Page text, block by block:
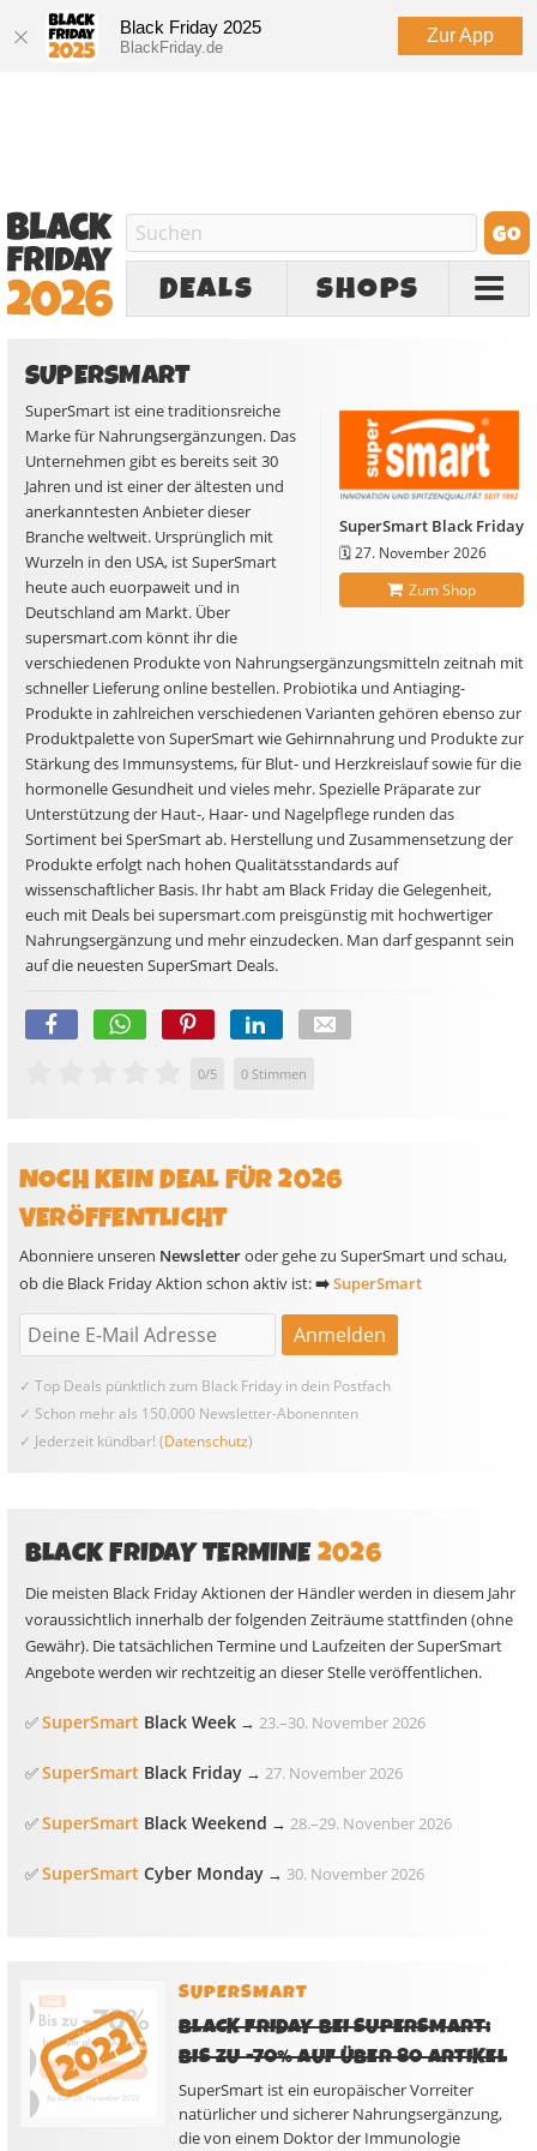
Black Friday 2025
BlackFriday.de
Zur App
DEALS SHOPS
SUPERSMART
SuperSmart Black Friday
🗓️27. November 2026
Zum Shop
SuperSmart ist eine traditionsreiche
Marke für Nahrungsergänzungen. Das
Unternehmen gibt es bereits seit 30
Jahren und ist einer der ältesten und
anerkanntesten Anbieter dieser
Branche weltweit. Ursprünglich mit
Wurzeln in den USA, ist SuperSmart
heute auch euorpaweit und in
Deutschland am Markt. Über
supersmart.com könnt ihr die
verschiedenen Produkte von Nahrungsergänzungsmitteln zeitnah mit
schneller Lieferung online bestellen. Probiotika und Antiaging-
Produkte in zahlreichen verschiedenen Varianten gehören ebenso zur
Produktpalette von SuperSmart wie Gehirnnahrung und Produkte zur
Stärkung des Immunsystems, für Blut- und Herzkreislauf sowie für die
hormonelle Gesundheit und vieles mehr. Spezielle Präparate zur
Unterstützung der Haut-, Haar- und Nagelpflege runden das
Sortiment bei SperSmart ab. Herstellung und Zusammensetzung der
Produkte erfolgt nach hohen Qualitätsstandards auf
wissenschaftlicher Basis. Ihr habt am Black Friday die Gelegenheit,
euch mit Deals bei supersmart.com preisgünstig mit hochwertiger
Nahrungsergänzung und mehr einzudecken. Man darf gespannt sein
auf die neuesten SuperSmart Deals.
0/5 0 Stimmen
NOCH KEIN DEAL FÜR 2026
VERÖFFENTLICHT
Abonniere unseren Newsletteroder gehe zu SuperSmart und schau,
ob die Black Friday Aktion schon aktiv ist:➡️SuperSmart
✓ Top Deals pünktlich zum Black Friday in dein Postfach
✓ Schon mehr als 150.000 Newsletter-Abonennten
✓ Jederzeit kündbar! (Datenschutz)
BLACK FRIDAY TERMINE2026
Die meisten Black Friday Aktionen der Händler werden in diesem Jahr
voraussichtlich innerhalb der folgenden Zeiträume stattfinden (ohne
Gewähr). Die tatsächlichen Termine und Laufzeiten der SuperSmart
Angebote werden wir rechtzeitig an dieser Stelle veröffentlichen.
✅SuperSmart Black Week → 23.–30. November 2026
✅SuperSmart Black Friday → 27. November 2026
✅SuperSmart Black Weekend → 28.–29. Novenber 2026
✅SuperSmart Cyber Monday → 30. November 2026
SUPERSMART
BLACK FRIDAY BEI SUPERSMART:
BIS ZU -70% AUF ÜBER 80 ARTIKEL
SuperSmart ist ein europäischer Vorreiter
natürlicher und sicherer Nahrungsergänzung,
die von einem Doktor der Immunologie